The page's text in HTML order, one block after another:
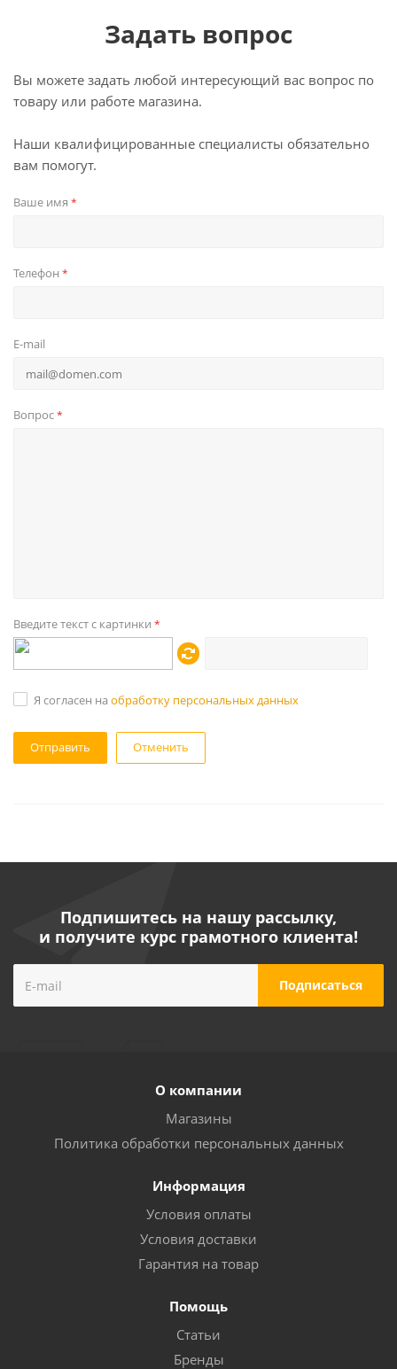
Задать вопрос
Вы можете задать любой интересующий вас вопрос по
товару или работе магазина.
Наши квалифицированные специалисты обязательно
вам помогут.
Ваше имя *
Телефон *
E-mail
Вопрос*
Введите текст с картинки *
Я согласен на обработку персональных данных
Отменить
Подпишитесь на нашу рассылку,
и получите курс грамотного клиента!
О компании
Магазины
Политика обработки персональных данных
Информация
Условия оплаты
Условия доставки
Гарантия на товар
Помощь
Статьи
Бренды